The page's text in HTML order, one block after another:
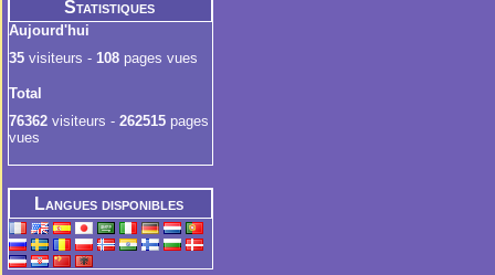
Statistiques
Aujourd'hui
35 visiteurs - 108 pages vues
Total
76362 visiteurs - 262515 pages
vues
Langues disponibles